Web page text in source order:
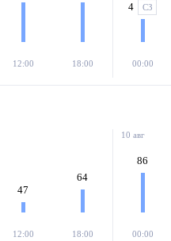
12:00 18:00
4 СЗ
00:00
47
12:00
64
18:00
10 авг
86
00:00